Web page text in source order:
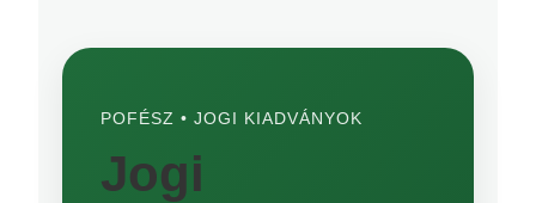
POFÉSZ • JOGI KIADVÁNYOK
Jogi